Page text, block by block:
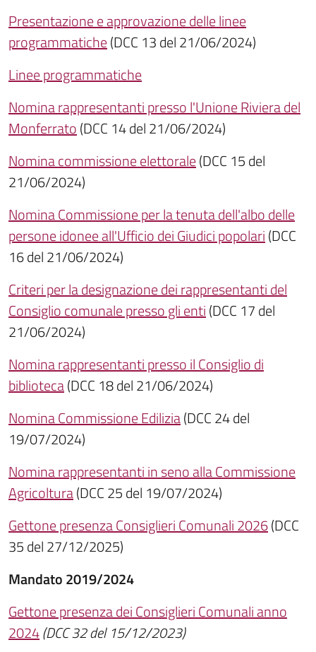
Presentazione e approvazione delle linee
programmatiche(DCC 13 del 21/06/2024)
Linee programmatiche
Nomina rappresentanti presso l'Unione Riviera del
Monferrato(DCC 14 del 21/06/2024)
Nomina commissione elettorale(DCC 15 del
21/06/2024)
Nomina Commissione per la tenuta dell'albo delle
persone idonee all'Ufficio dei Giudici popolari(DCC
16 del 21/06/2024)
Criteri per la designazione dei rappresentanti del
Consiglio comunale presso gli enti(DCC 17 del
21/06/2024)
Nomina rappresentanti presso il Consiglio di
biblioteca(DCC 18 del 21/06/2024)
Nomina Commissione Edilizia(DCC 24 del
19/07/2024)
Nomina rappresentanti in seno alla Commissione
Agricoltura(DCC 25 del 19/07/2024)
Gettone presenza Consiglieri Comunali 2026(DCC
35 del 27/12/2025)
Mandato 2019/2024
Gettone presenza dei Consiglieri Comunali anno
2024(DCC 32 del 15/12/2023)